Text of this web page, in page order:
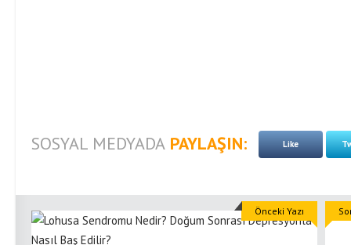
SOSYAL MEDYADA PAYLAŞIN: Like
Önceki Yazı